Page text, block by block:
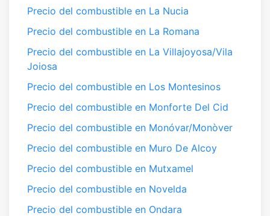
Precio del combustible en La Nucia
Precio del combustible en La Romana
Precio del combustible en La Villajoyosa/Vila
Joiosa
Precio del combustible en Los Montesinos
Precio del combustible en Monforte Del Cid
Precio del combustible en Monóvar/Monòver
Precio del combustible en Muro De Alcoy
Precio del combustible en Mutxamel
Precio del combustible en Novelda
Precio del combustible en Ondara